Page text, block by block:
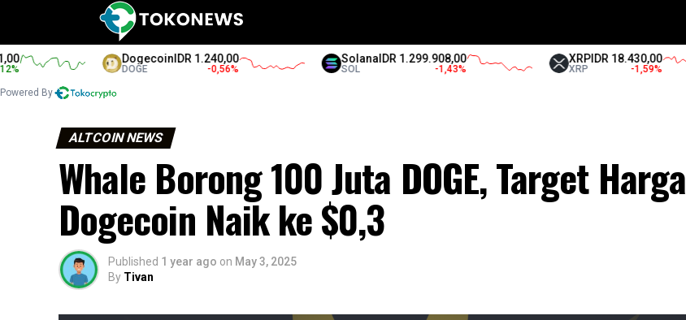
DogecoinIDR 1.240,00
DOGE
SolanaIDR 1.299.908,00
SOL
IDR 18.430,00
XRP -1,59
Powered By
ALTCOIN NEWS
Whale Borong 100 Juta DOGE, Target Harga
Dogecoin Naik ke $0,3
Published 1 year ago on May 3, 2025
By Tivan